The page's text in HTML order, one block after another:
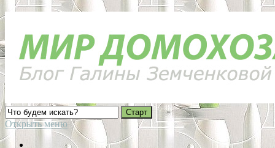
Открыть меню